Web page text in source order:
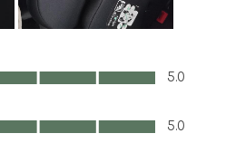
5.0
5.0